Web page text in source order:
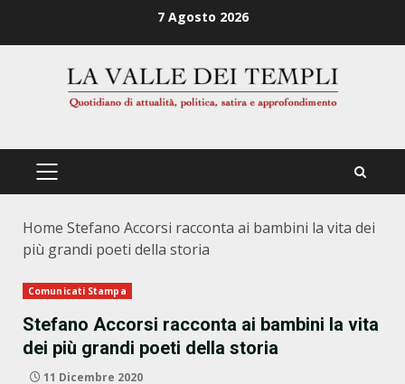
7 Agosto 2026
PRIMÄRES
Home Stefano Accorsi racconta ai bambini la vita dei
più grandi poeti della storia
Comunicati Stampa
Stefano Accorsi racconta ai bambini la vita
dei più grandi poeti della storia
11 Dicembre 2020